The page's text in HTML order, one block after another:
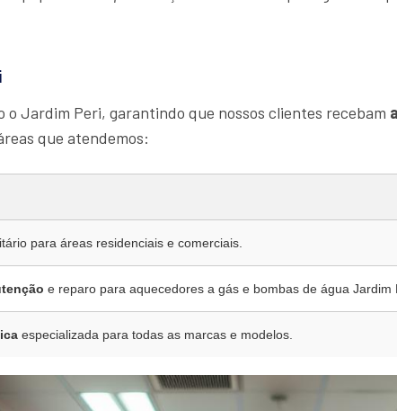
o Jardim Peri, garantindo que nossos clientes recebam
que atendemos:
para áreas residenciais e comerciais.
e reparo para aquecedores a gás e bombas de água Jardim
especializada para todas as marcas e modelos.